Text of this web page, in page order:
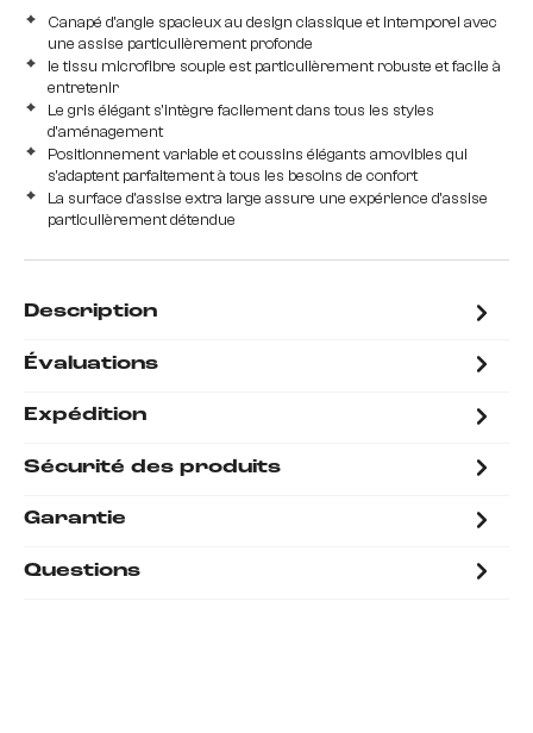
Canapé d'angle spacieux au design classique et intemporel avec
une assise particulièrement profonde
le tissu microfibre souple est particulièrement robuste et facile à
entretenir
Le gris élégant s'intègre facilement dans tous les styles
d'aménagement
Positionnement variable et coussins élégants amovibles qui
s'adaptent parfaitement à tous les besoins de confort
La surface d'assise extra large assure une expérience d'assise
particulièrement détendue
Description
Évaluations
Expédition
Sécurité des produits
Garantie
Questions